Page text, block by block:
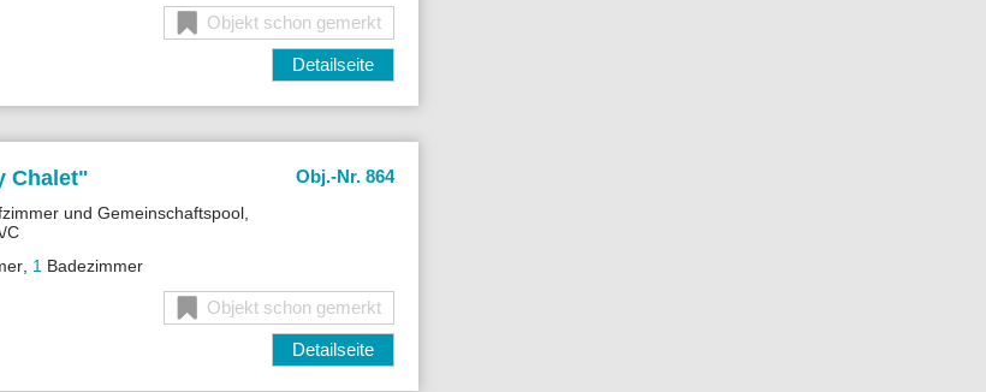
Objekt schon gemerkt
Detailseite
Chalet" Obj.-Nr. 864
und Gemeinschaftspool,
C
1 Badezimmer
Objekt schon gemerkt
Detailseite